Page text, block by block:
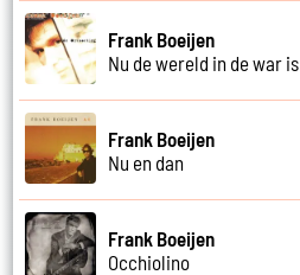
Frank Boeijen
Nu de wereld in de war is
Frank Boeijen
Nu en dan
Frank Boeijen
Occhiolino